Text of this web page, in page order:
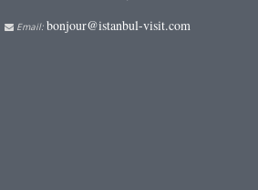
Email: bonjour@istanbul-visit.com